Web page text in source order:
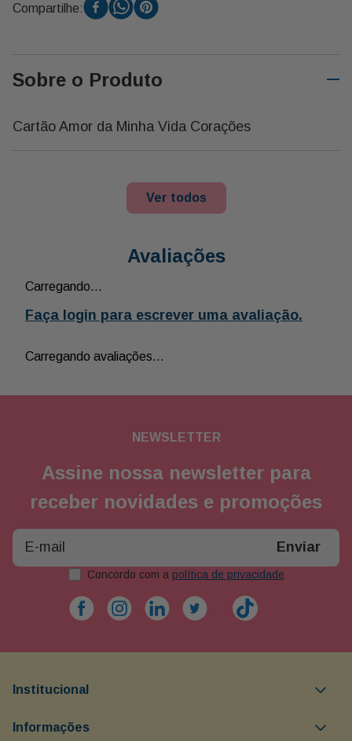
Compartilhe:
Sobre o Produto
Cartão Amor da Minha Vida Corações
Ver todos
Avaliações
Carregando…
Faça login para escrever uma avaliação.
Carregando avaliações…
NEWSLETTER
Assine nossa newsletter para
receber novidades e promoções
Enviar
Concordo com a política de privacidade
Institucional
Informações